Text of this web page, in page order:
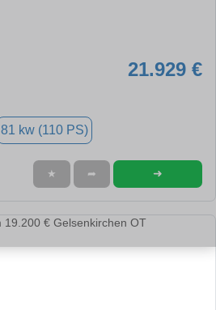
21.929 €
81 kw (110 PS)
★ ➦ ➜